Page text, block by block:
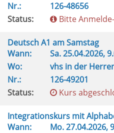
Nr.:
126-48656
Status:
Bitte
Deutsch A1 am Samstag
Wann:
Sa.25.04.2026,
Wo:
vhs in der
Nr.:
126-49201
Status:
Kurs
Integrationskurs mit
Wann:
Mo.27.04.2026,